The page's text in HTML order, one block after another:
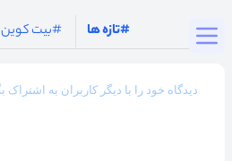
#تازه ها #بیت کوین